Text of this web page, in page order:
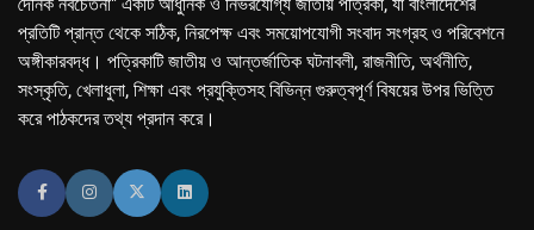
প্রতিটি প্রান্ত থেকে সঠিক, নিরপেক্ষ এবং সময়োপযোগী সংবাদ সংগ্রহ ও পরিবেশনে
অঙ্গীকারবদ্ধ। পত্রিকাটি জাতীয় ও আন্তর্জাতিক ঘটনাবলী, রাজনীতি, অর্থনীতি,
সংস্কৃতি, খেলাধুলা, শিক্ষা এবং প্রযুক্তিসহ বিভিন্ন গুরুত্বপূর্ণ বিষয়ের উপর ভিত্তি
করে পাঠকদের তথ্য প্রদান করে।